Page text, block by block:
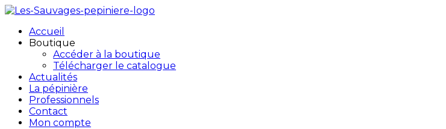
Accueil
Boutique
Accéder à la boutique
Télécharger le catalogue
Actualités
La pépinière
Professionnels
Contact
Mon compte